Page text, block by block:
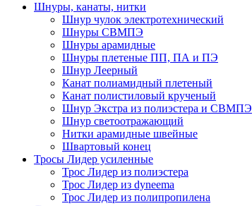
Шнуры, канаты, нитки
Шнур чулок электротехнический
Шнуры СВМПЭ
Шнуры арамидные
Шнуры плетеные ПП, ПА и ПЭ
Шнур Леерный
Канат полиамидный плетеный
Канат полистиловый крученый
Шнур Экстра из полиэстера и СВМПЭ
Шнур светоотражающий
Нитки арамидные швейные
Швартовый конец
Тросы Лидер усиленные
Трос Лидер из полиэстера
Трос Лидер из dyneema
Трос Лидер из полипропилена